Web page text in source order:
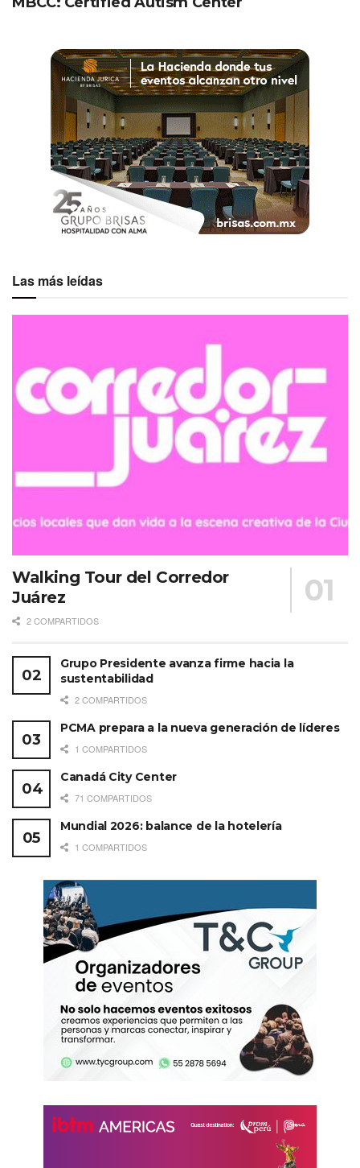
Las más leídas
Walking Tour del Corredor
Juárez
2 COMPARTIDOS
Grupo Presidente avanza firme hacia la
sustentabilidad
2 COMPARTIDOS
PCMA prepara a la nueva generación de líderes
1 COMPARTIDOS
Canadá City Center
71 COMPARTIDOS
Mundial 2026: balance de la hotelería
1 COMPARTIDOS